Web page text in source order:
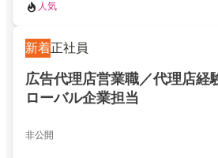
人気
新着正社員
広告代理店営業職／代理店経
ローバル企業担当
非公開